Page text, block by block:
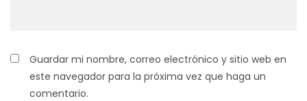
Guardar mi nombre, correo electrónico y sitio web en
este navegador para la próxima vez que haga un
comentario.